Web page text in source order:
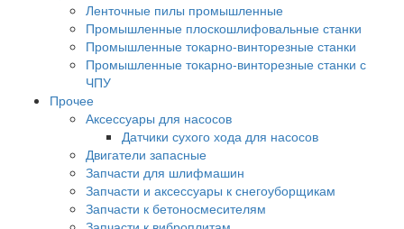
Ленточные пилы промышленные
Промышленные плоскошлифовальные станки
Промышленные токарно-винторезные станки
Промышленные токарно-винторезные станки с
ЧПУ
Прочее
Аксессуары для насосов
Датчики сухого хода для насосов
Двигатели запасные
Запчасти для шлифмашин
Запчасти и аксессуары к снегоуборщикам
Запчасти к бетоносмесителям